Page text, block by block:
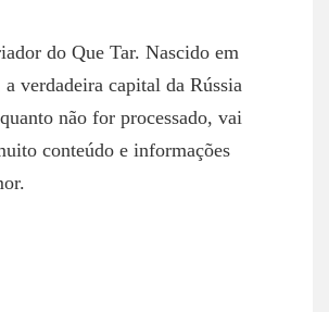
do Que Tar. Nascido em
a verdadeira capital da Rússia
não for processado, vai
conteúdo e informações